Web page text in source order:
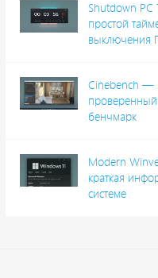
Shutdown
простой
выключения
Cinebench —
бенчмарк
Modern
краткая
системе